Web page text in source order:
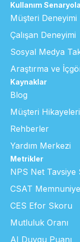
Kullanım
Müşteri Deneyimi
Çalışan Deneyimi
Sosyal Medya
Araştırma ve
Kaynaklar
Blog
Müşteri Hikayeleri
Rehberler
Yardım Merkezi
Metrikler
NPS Net Tavsiye
CSAT
CES Efor Skoru
Mutluluk Oranı
AI Duygu Puanı